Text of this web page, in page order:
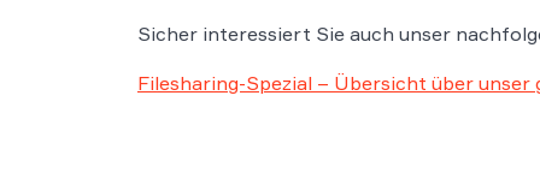
Sicher interessiert Sie auch unser
Filesharing-Spezial – Übersicht über